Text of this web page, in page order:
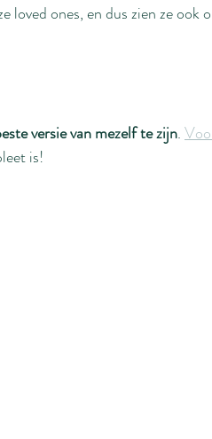
loved ones, en dus zien ze ook
versie van mezelf te zijn.
is!